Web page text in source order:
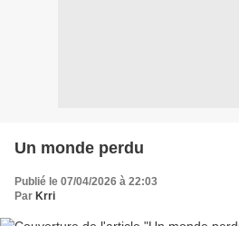
Un monde perdu
Publié le 07/04/2026 à 22:03
Par Krri